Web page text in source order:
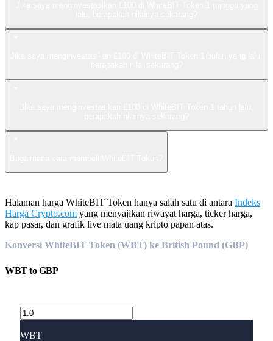
Halaman harga WhiteBIT Token hanya salah satu di antara Indeks
Harga Crypto.com yang menyajikan riwayat harga, ticker harga,
kap pasar, dan grafik live mata uang kripto papan atas.
Konversi WhiteBIT Token (WBT) ke British Pound (GBP)
WBTtoGBP
WBT